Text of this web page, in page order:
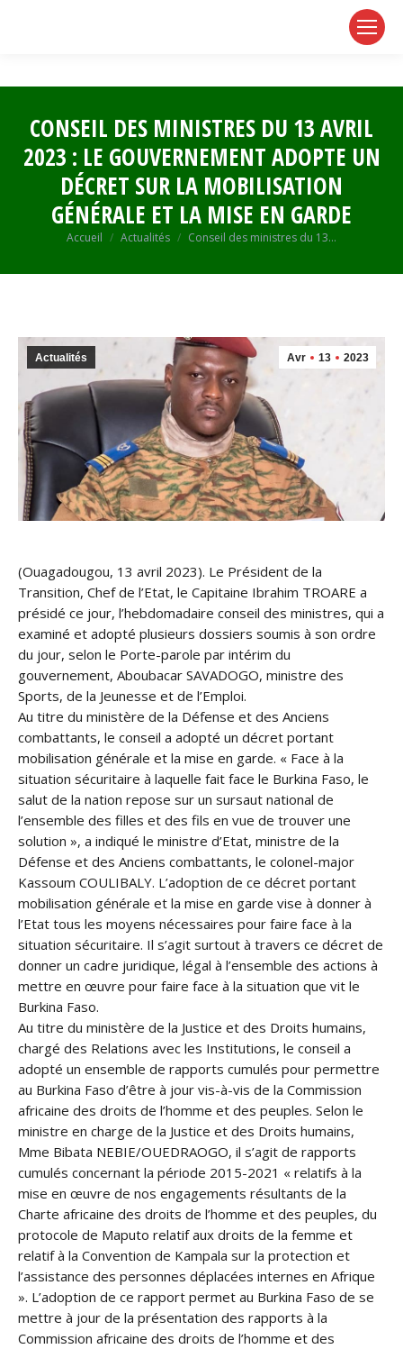
CONSEIL DES MINISTRES DU 13 AVRIL
2023 : LE GOUVERNEMENT ADOPTE UN
DÉCRET SUR LA MOBILISATION
GÉNÉRALE ET LA MISE EN GARDE
Vous êtes ici :
Accueil Actualités Conseil des ministres du 13…
Avr 13 2023
Actualités
(Ouagadougou, 13 avril 2023). Le Président de la
Transition, Chef de l’Etat, le Capitaine Ibrahim TROARE a
présidé ce jour, l’hebdomadaire conseil des ministres, qui a
examiné et adopté plusieurs dossiers soumis à son ordre
du jour, selon le Porte-parole par intérim du
gouvernement, Aboubacar SAVADOGO, ministre des
Sports, de la Jeunesse et de l’Emploi.
Au titre du ministère de la Défense et des Anciens
combattants, le conseil a adopté un décret portant
mobilisation générale et la mise en garde. « Face à la
situation sécuritaire à laquelle fait face le Burkina Faso, le
salut de la nation repose sur un sursaut national de
l’ensemble des filles et des fils en vue de trouver une
solution », a indiqué le ministre d’Etat, ministre de la
Défense et des Anciens combattants, le colonel-major
Kassoum COULIBALY. L’adoption de ce décret portant
mobilisation générale et la mise en garde vise à donner à
l’Etat tous les moyens nécessaires pour faire face à la
situation sécuritaire. Il s’agit surtout à travers ce décret de
donner un cadre juridique, légal à l’ensemble des actions à
mettre en œuvre pour faire face à la situation que vit le
Burkina Faso.
Au titre du ministère de la Justice et des Droits humains,
chargé des Relations avec les Institutions, le conseil a
adopté un ensemble de rapports cumulés pour permettre
au Burkina Faso d’être à jour vis-à-vis de la Commission
africaine des droits de l’homme et des peuples. Selon le
ministre en charge de la Justice et des Droits humains,
Mme Bibata NEBIE/OUEDRAOGO, il s’agit de rapports
cumulés concernant la période 2015-2021 « relatifs à la
mise en œuvre de nos engagements résultants de la
Charte africaine des droits de l’homme et des peuples, du
protocole de Maputo relatif aux droits de la femme et
relatif à la Convention de Kampala sur la protection et
l’assistance des personnes déplacées internes en Afrique
». L’adoption de ce rapport permet au Burkina Faso de se
mettre à jour de la présentation des rapports à la
Commission africaine des droits de l’homme et des